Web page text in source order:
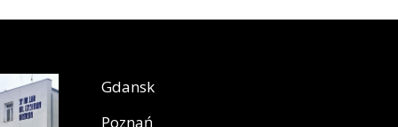
Gdansk
Poznań